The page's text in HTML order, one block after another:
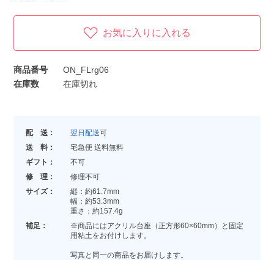
お気に入りに入れる
商品番号
ON_FLrg06
在庫数
在庫切れ
配 送： 翌日配送可
送 料：
宅急便 送料無料
ギフト：
不可
修 理：
修理不可
サイズ：
縦：約61.7mm
幅：約53.3mm
重さ：約157.4g
補足：
※商品にはアクリル台座（正方形60×60mm）と固定
用粘土をお付けします。
写真と同一の商品をお届けします。